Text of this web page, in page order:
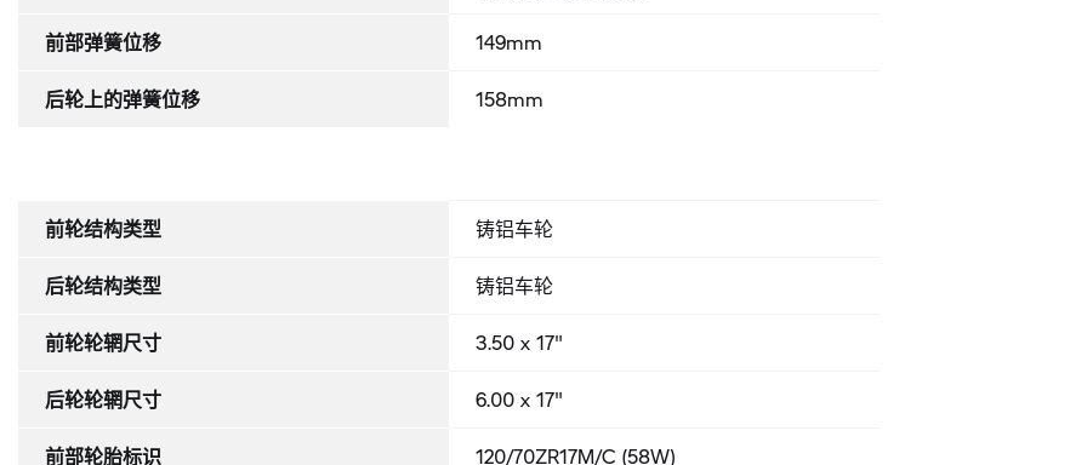
前部弹簧位移 149mm
后轮上的弹簧位移 158mm
前轮结构类型 铸铝车轮
后轮结构类型 铸铝车轮
前轮轮辋尺寸 3.50 x 17"
后轮轮辋尺寸 6.00 x 17"
前部轮胎标识 120/70ZR17M/C (58W)